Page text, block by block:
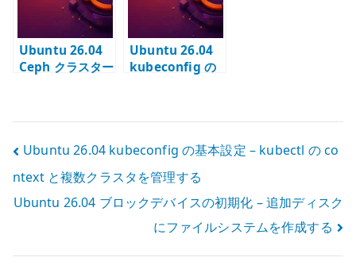
Ubuntu 26.04
Ceph クラスター
Ubuntu 26.04
kubeconfig の
する
投
稿
ナ
ビ
Ubuntu 26.04 kubeconfig の基本設定 – kubectl の co
ntext と複数クラスタを管理する
Ubuntu 26.04 ブロックデバイスの初期化 – 追加ディスク
にファイルシステムを作成する